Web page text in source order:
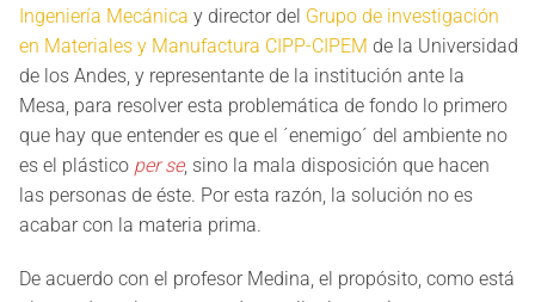
Ingeniería Mecánica y director del Grupo de investigación
en Materiales y Manufactura CIPP-CIPEM de la Universidad
de los Andes, y representante de la institución ante la
Mesa, para resolver esta problemática de fondo lo primero
que hay que entender es que el ´enemigo´ del ambiente no
es el plástico per se, sino la mala disposición que hacen
las personas de éste. Por esta razón, la solución no es
acabar con la materia prima.
De acuerdo con el profesor Medina, el propósito, como está